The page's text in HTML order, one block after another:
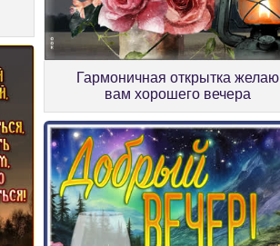
Гармоничная открытка желаю
вам хорошего вечера